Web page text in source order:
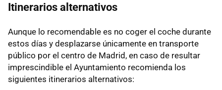
Itinerarios alternativos
Aunque lo recomendable es no coger el coche durante
estos días y desplazarse únicamente en transporte
público por el centro de Madrid, en caso de resultar
imprescindible el Ayuntamiento recomienda los
siguientes itinerarios alternativos: